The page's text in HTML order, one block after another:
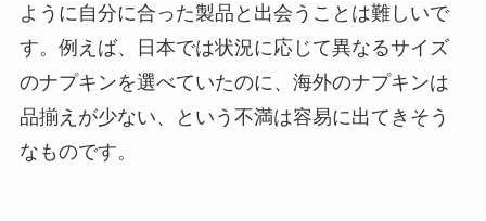
ように自分に合った製品と出会うことは難しいで
す。例えば、日本では状況に応じて異なるサイズ
のナプキンを選べていたのに、海外のナプキンは
品揃えが少ない、という不満は容易に出てきそう
なものです。